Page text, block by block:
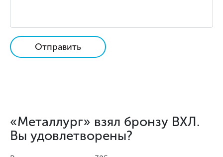
Отправить
«Металлург» взял бронзу ВХЛ.
Вы удовлетворены?